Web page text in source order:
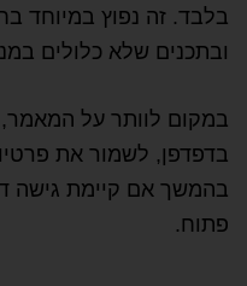
בלבד. זה נפוץ במיוחד
ובתכנים שלא כלולים
במקום לוותר על
בדפדפן, לשמור את פרטיו
בהמשך אם קיימת גישה
פתוח.